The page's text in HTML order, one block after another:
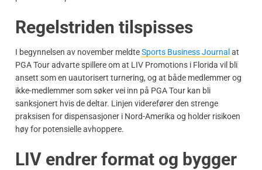
Regelstriden tilspisses
I begynnelsen av november meldteSports Business Journal at
PGA Tour advarte spillere om at LIV Promotions i Florida vil bli
ansett som en uautorisert turnering, og at både medlemmer og
ikke-medlemmer som søker vei inn på PGA Tour kan bli
sanksjonert hvis de deltar. Linjen viderefører den strenge
praksisen for dispensasjoner i Nord-Amerika og holder risikoen
høy for potensielle avhoppere.
LIV endrer format og bygger